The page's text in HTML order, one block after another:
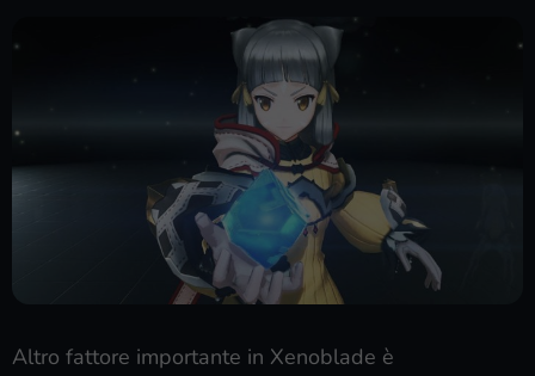
Altro fattore importante in Xenoblade è